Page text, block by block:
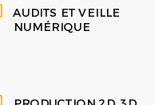
AUDITS ET VEILLE
NUMÉRIQUE